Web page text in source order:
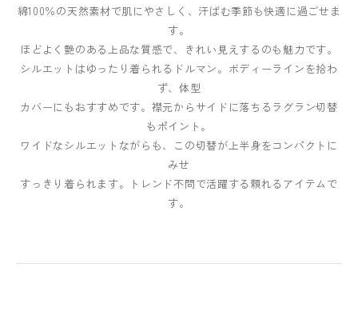
綿100％の天然素材で肌にやさしく、汗ばむ季節も快適に過ごせま
す。
ほどよく艶のある上品な質感で、きれい見えするのも魅力です。
シルエットはゆったり着られるドルマン。ボディーラインを拾わ
ず、体型
カバーにもおすすめです。襟元からサイドに落ちるラグラン切替
もポイント。
ワイドなシルエットながらも、この切替が上半身をコンパクトに
みせ
すっきり着られます。トレンド不問で活躍する頼れるアイテムで
す。